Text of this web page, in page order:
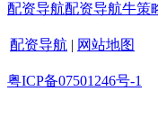
配资导航配资导航牛策
配资导航 | 网站地图
粤ICP备07501246号-1